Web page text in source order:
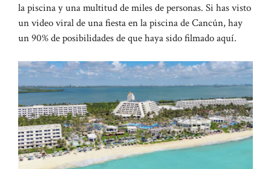
la piscina y una multitud de miles de personas. Si has visto
un video viral de una fiesta en la piscina de Cancún, hay
un 90% de posibilidades de que haya sido filmado aquí.